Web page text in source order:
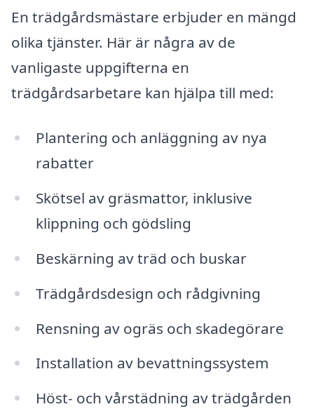
En trädgårdsmästare erbjuder en mängd
olika tjänster. Här är några av de
vanligaste uppgifterna en
trädgårdsarbetare kan hjälpa till med:
Plantering och anläggning av nya
rabatter
Skötsel av gräsmattor, inklusive
klippning och gödsling
Beskärning av träd och buskar
Trädgårdsdesign och rådgivning
Rensning av ogräs och skadegörare
Installation av bevattningssystem
Höst- och vårstädning av trädgården